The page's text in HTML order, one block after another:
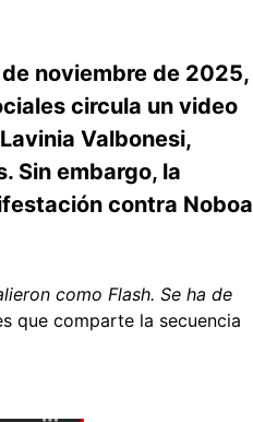
noviembre de 2025,
circula un video
Valbonesi,
Sin embargo, la
contra Noboa
como Flash. Se ha de
que comparte la secuencia